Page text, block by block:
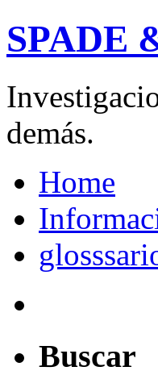
SPADE
demás.
Home
Buscar